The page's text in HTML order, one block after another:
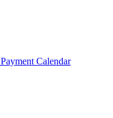
Payment Calendar